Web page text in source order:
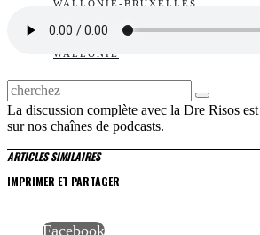
WALLONIE-BRUXELLES
INTERNATIONAL
WALLONIE
La discussion complète avec la Dre Risos
sur nos chaînes de podcasts.
ARTICLES SIMILAIRES
IMPRIMER ET PARTAGER
Facebook